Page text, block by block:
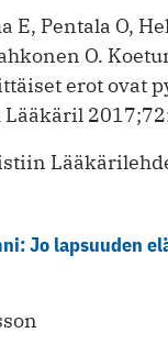
E, Pentala O,
O.
erot ovat
Lääkäril
Jo lapsuuden